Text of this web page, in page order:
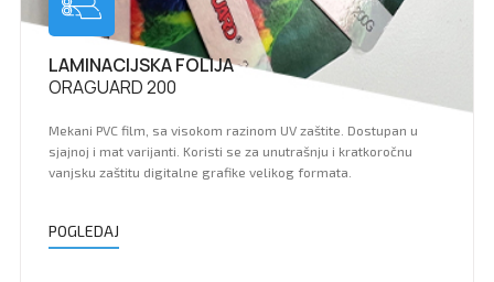
LAMINACIJSKA FOLIJA
ORAGUARD 200
Mekani PVC film, sa visokom razinom UV zaštite. Dostupan u
sjajnoj i mat varijanti. Koristi se za unutrašnju i kratkoročnu
vanjsku zaštitu digitalne grafike velikog formata.
POGLEDAJ